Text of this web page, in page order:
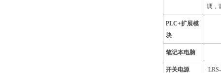
调，
PLC+扩展模
块
笔记本电脑
开关电源